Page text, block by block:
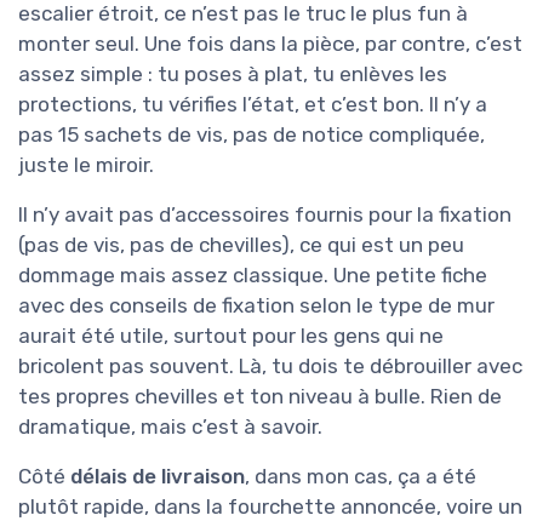
escalier étroit, ce n’est pas le truc le plus fun à
monter seul. Une fois dans la pièce, par contre, c’est
assez simple : tu poses à plat, tu enlèves les
protections, tu vérifies l’état, et c’est bon. Il n’y a
pas 15 sachets de vis, pas de notice compliquée,
juste le miroir.
Il n’y avait pas d’accessoires fournis pour la fixation
(pas de vis, pas de chevilles), ce qui est un peu
dommage mais assez classique. Une petite fiche
avec des conseils de fixation selon le type de mur
aurait été utile, surtout pour les gens qui ne
bricolent pas souvent. Là, tu dois te débrouiller avec
tes propres chevilles et ton niveau à bulle. Rien de
dramatique, mais c’est à savoir.
Côté délais de livraison, dans mon cas, ça a été
plutôt rapide, dans la fourchette annoncée, voire un